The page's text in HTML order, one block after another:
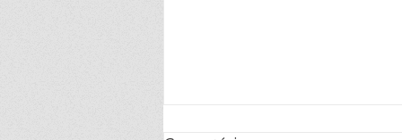
Toda certeza é duvidosa